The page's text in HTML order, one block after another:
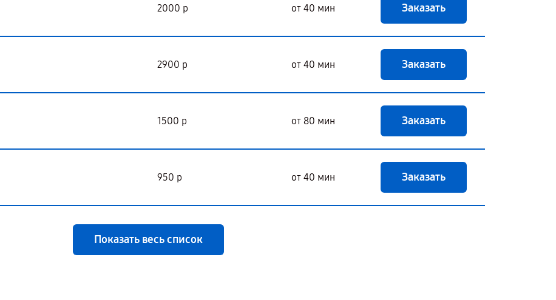
2000 р от 40 мин Заказать
2900 р от 40 мин Заказать
1500 р от 80 мин Заказать
950 р от 40 мин Заказать
Показать весь список